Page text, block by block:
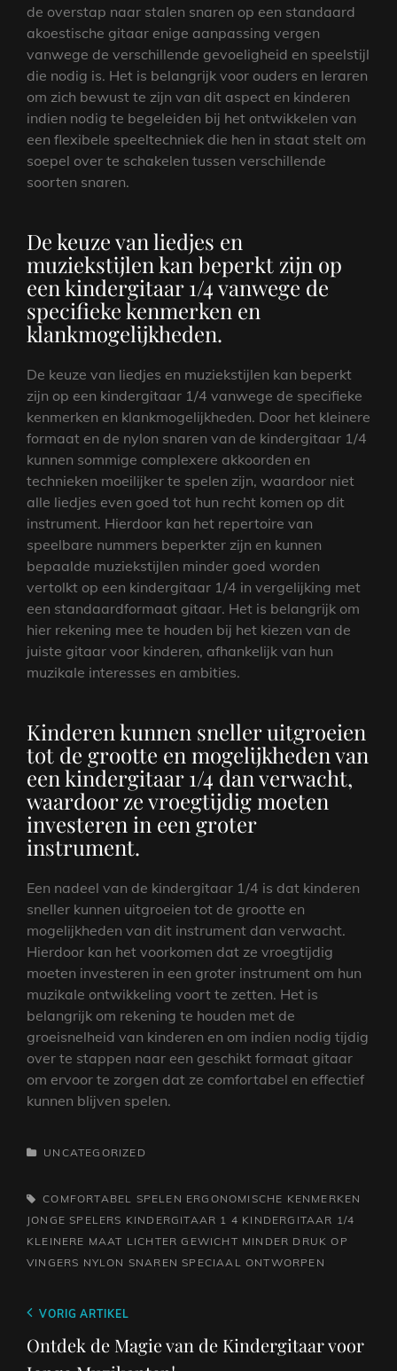
de overstap naar stalen snaren op een standaard
akoestische gitaar enige aanpassing vergen
vanwege de verschillende gevoeligheid en speelstijl
die nodig is. Het is belangrijk voor ouders en leraren
om zich bewust te zijn van dit aspect en kinderen
indien nodig te begeleiden bij het ontwikkelen van
een flexibele speeltechniek die hen in staat stelt om
soepel over te schakelen tussen verschillende
soorten snaren.
De keuze van liedjes en
muziekstijlen kan beperkt zijn op
een kindergitaar 1/4 vanwege de
specifieke kenmerken en
klankmogelijkheden.
De keuze van liedjes en muziekstijlen kan beperkt
zijn op een kindergitaar 1/4 vanwege de specifieke
kenmerken en klankmogelijkheden. Door het kleinere
formaat en de nylon snaren van de kindergitaar 1/4
kunnen sommige complexere akkoorden en
technieken moeilijker te spelen zijn, waardoor niet
alle liedjes even goed tot hun recht komen op dit
instrument. Hierdoor kan het repertoire van
speelbare nummers beperkter zijn en kunnen
bepaalde muziekstijlen minder goed worden
vertolkt op een kindergitaar 1/4 in vergelijking met
een standaardformaat gitaar. Het is belangrijk om
hier rekening mee te houden bij het kiezen van de
juiste gitaar voor kinderen, afhankelijk van hun
muzikale interesses en ambities.
Kinderen kunnen sneller uitgroeien
tot de grootte en mogelijkheden van
een kindergitaar 1/4 dan verwacht,
waardoor ze vroegtijdig moeten
investeren in een groter
instrument.
Een nadeel van de kindergitaar 1/4 is dat kinderen
sneller kunnen uitgroeien tot de grootte en
mogelijkheden van dit instrument dan verwacht.
Hierdoor kan het voorkomen dat ze vroegtijdig
moeten investeren in een groter instrument om hun
muzikale ontwikkeling voort te zetten. Het is
belangrijk om rekening te houden met de
groeisnelheid van kinderen en om indien nodig tijdig
over te stappen naar een geschikt formaat gitaar
om ervoor te zorgen dat ze comfortabel en effectief
kunnen blijven spelen.
CATEGORIEËN
UNCATEGORIZED
TAGS,COMFORTABEL SPELEN ERGONOMISCHE KENMERKEN
JONGE SPELERS KINDERGITAAR 1 4 KINDERGITAAR 1/4
KLEINERE MAAT LICHTER GEWICHT MINDER DRUK OP
VINGERS NYLON SNAREN SPECIAAL ONTWORPEN
Berichtnavigatie
Vorig
bericht
VORIG ARTIKEL
Ontdek de Magie van de Kindergitaar voor